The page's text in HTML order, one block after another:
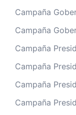
Campaña
Campaña
Campaña
Campaña
Campaña
Campaña